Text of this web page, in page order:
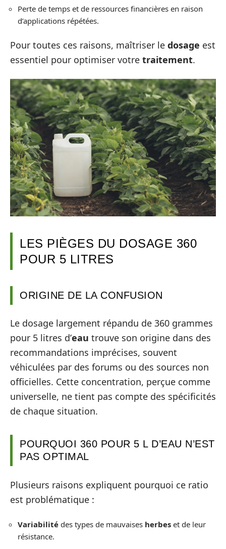
Perte de temps et de ressources financières en raison
d’applications répétées.
Pour toutes ces raisons, maîtriser le dosage est
essentiel pour optimiser votre traitement.
LES PIÈGES DU DOSAGE 360
POUR 5 LITRES
ORIGINE DE LA CONFUSION
Le dosage largement répandu de 360 grammes
pour 5 litres d’eau trouve son origine dans des
recommandations imprécises, souvent
véhiculées par des forums ou des sources non
officielles. Cette concentration, perçue comme
universelle, ne tient pas compte des spécificités
de chaque situation.
POURQUOI 360 POUR 5 L D’EAU N’EST
PAS OPTIMAL
Plusieurs raisons expliquent pourquoi ce ratio
est problématique :
Variabilité des types de mauvaises herbes et de leur
résistance.